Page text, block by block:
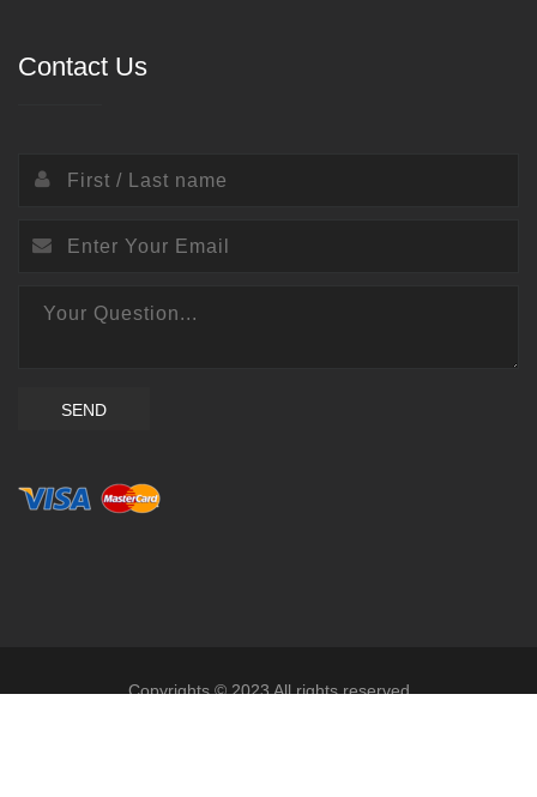
Contact Us
SEND
Copyrights © 2023 All rights reserved